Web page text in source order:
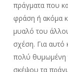
πράγματα που
φράση ή ακόμα
μυαλό του
σχέση. Για αυτό
πολύ θυμωμένη
σκέψου τα